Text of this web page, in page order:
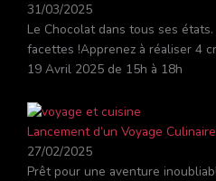
31/03/2025
Le Chocolat dans tous ses
facettes !Apprenez à réaliser 4
19 Avril 2025 de 15h à 18h
Lancement d’un Voyage
27/02/2025
Prêt pour une aventure